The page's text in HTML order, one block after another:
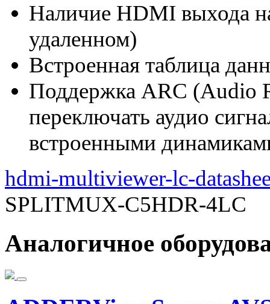
Наличие HDMI выхода
удаленном)
Встроенная таблица
Поддержка ARC (Audio
переключать аудио
встроенными
hdmi-multiviewer-lc-
SPLITMUX-C5HDR-4LC
Аналогичное